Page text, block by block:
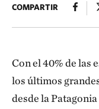
COMPARTIR
Con el 40% de las
los últimos
desde la